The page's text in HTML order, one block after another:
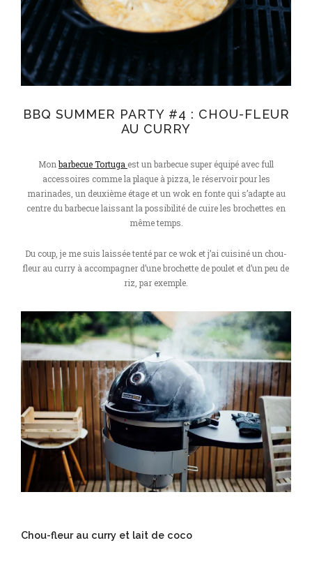
BBQ SUMMER PARTY #4 : CHOU-FLEUR
AU CURRY
Mon barbecue Tortuga est un barbecue super équipé avec full
accessoires comme la plaque à pizza, le réservoir pour les
marinades, un deuxième étage et un wok en fonte qui s’adapte au
centre du barbecue laissant la possibilité de cuire les brochettes en
même temps.
Du coup, je me suis laissée tenté par ce wok et j’ai cuisiné un chou-
fleur au curry à accompagner d’une brochette de poulet et d’un peu de
riz, par exemple.
Chou-fleur au curry et lait de coco